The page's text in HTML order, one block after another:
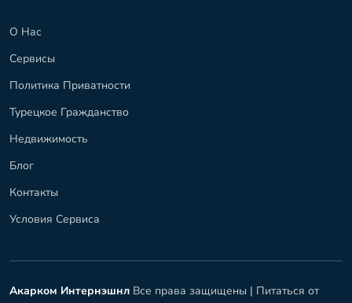
О Нас
Сервисы
Политика Приватности
Турецкое Гражданство
Недвижимость
Блог
Контакты
Условия Сервиса
Акарком Интернэшнл Все права защищены | Питаться от